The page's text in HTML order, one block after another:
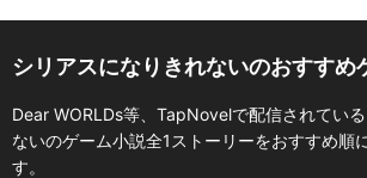
シリアスになりきれないのおすすめ
Dear WORLDs等、TapNovelで配信されてい
ないのゲーム小説全1ストーリーをおすすめ順
す。